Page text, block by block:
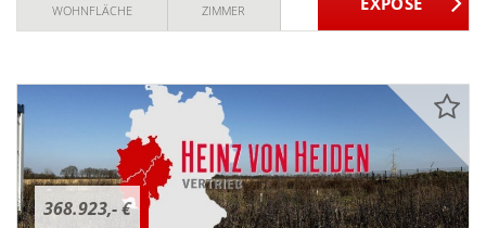
WOHNFLÄCHE
ZIMMER
368.923,- €